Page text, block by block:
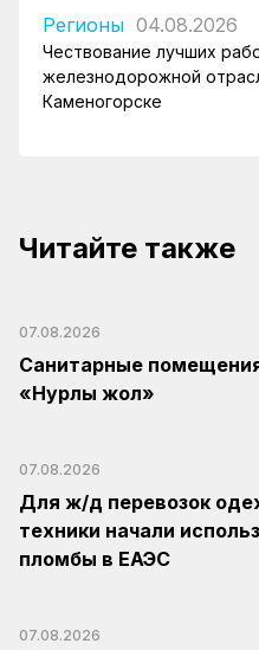
Регионы 04.08.2026
Чествование лучших
железнодорожной
Каменогорске
Читайте также
07.08.2026
Санитарные
«Нурлы жол»
07.08.2026
Для ж/д перевозок
техники начали
пломбы в ЕАЭС
07.08.2026